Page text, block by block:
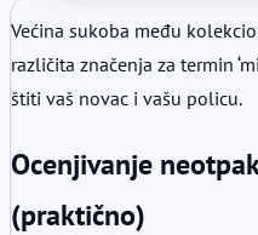
Većina sukoba među
različita značenja za termin
štiti vaš novac i vašu policu.
Ocenjivanje
(praktično)